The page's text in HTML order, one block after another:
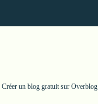
Créer un blog gratuit sur Overblog